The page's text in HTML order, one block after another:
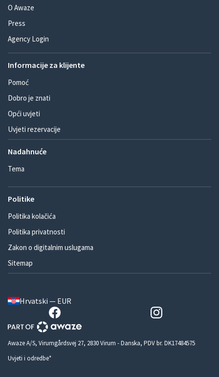
O Awaze
Press
Agency Login
Informacije za klijente
Pomoć
Dobro je znati
Opći uvjeti
Uvjeti rezervacije
Nadahnuće
Tema
Politike
Politika kolačića
Politika privatnosti
Zakon o digitalnim uslugama
Sitemap
Hrvatski — EUR
Awaze A/S, Virumgårdsvej 27, 2830 Virum - Danska, PDV br. DK17484575
Uvjeti i odredbe*